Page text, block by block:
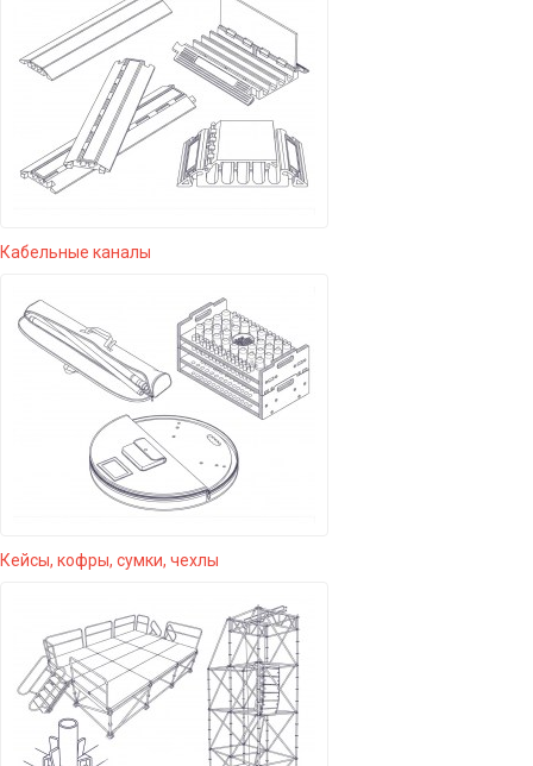
Кабельные каналы
Кейсы, кофры, сумки, чехлы